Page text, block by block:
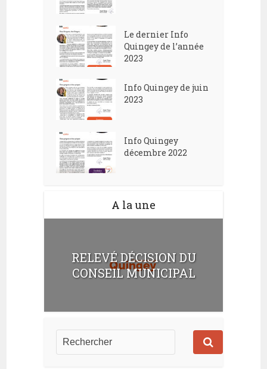
Le dernier Info
Quingey de l’année
2023
Info Quingey de juin
2023
Info Quingey
décembre 2022
A la une
RELEVÉ DÉCISION DU
CONSEIL MUNICIPAL